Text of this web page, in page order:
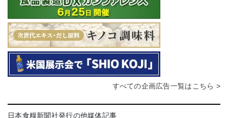
すべての企画広告一覧はこちら >
日本食糧新聞社発行の他媒体記事